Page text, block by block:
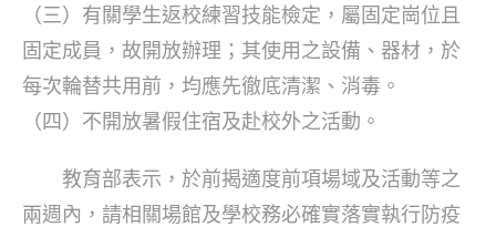
（三）有關學生返校練習技能檢定，屬固定崗位且
固定成員，故開放辦理；其使用之設備、器材，於
每次輪替共用前，均應先徹底清潔、消毒。
（四）不開放暑假住宿及赴校外之活動。
教育部表示，於前揭適度前項場域及活動等之
兩週內，請相關場館及學校務必確實落實執行防疫